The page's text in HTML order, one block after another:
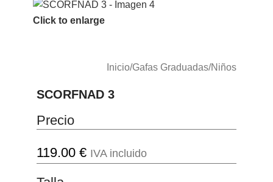
Click to enlarge
Inicio/Gafas Graduadas/Niños
SCORFNAD 3
Precio
119.00 € IVA incluido